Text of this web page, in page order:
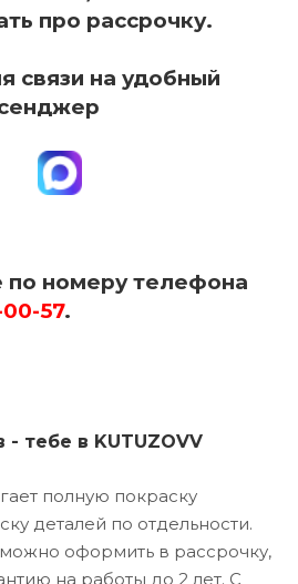
про рассрочку.
связи на удобный
по номеру телефона
57.
- тебе в KUTUZOVV
полную покраску
деталей по отдельности.
оформить в рассрочку,
на работы до 2 лет. С